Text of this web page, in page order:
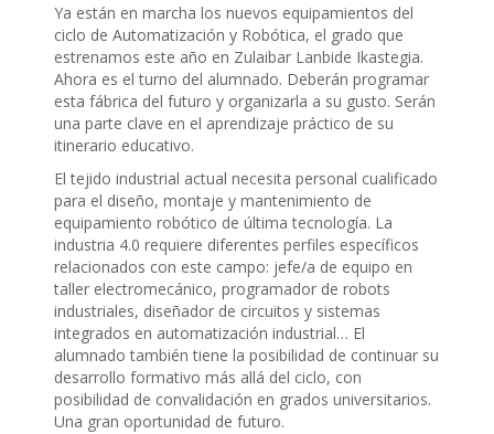
Ya están en marcha los nuevos equipamientos del
ciclo de Automatización y Robótica, el grado que
estrenamos este año en Zulaibar Lanbide Ikastegia.
Ahora es el turno del alumnado. Deberán programar
esta fábrica del futuro y organizarla a su gusto. Serán
una parte clave en el aprendizaje práctico de su
itinerario educativo.
El tejido industrial actual necesita personal cualificado
para el diseño, montaje y mantenimiento de
equipamiento robótico de última tecnología. La
industria 4.0 requiere diferentes perfiles específicos
relacionados con este campo: jefe/a de equipo en
taller electromecánico, programador de robots
industriales, diseñador de circuitos y sistemas
integrados en automatización industrial… El
alumnado también tiene la posibilidad de continuar su
desarrollo formativo más allá del ciclo, con
posibilidad de convalidación en grados universitarios.
Una gran oportunidad de futuro.